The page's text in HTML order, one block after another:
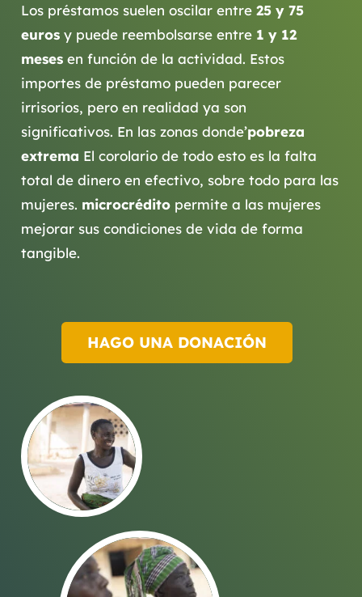
Los préstamos suelen oscilar entre 25 y 75
eurosy puede reembolsarse entre 1 y 12
mesesen función de la actividad. Estos
importes de préstamo pueden parecer
irrisorios, pero en realidad ya son
significativos. En las zonas donde’pobreza
extrema El corolario de todo esto es la falta
total de dinero en efectivo, sobre todo para las
mujeres. microcréditopermite a las mujeres
mejorar sus condiciones de vida de forma
tangible.
HAGO UNA DONACIÓN